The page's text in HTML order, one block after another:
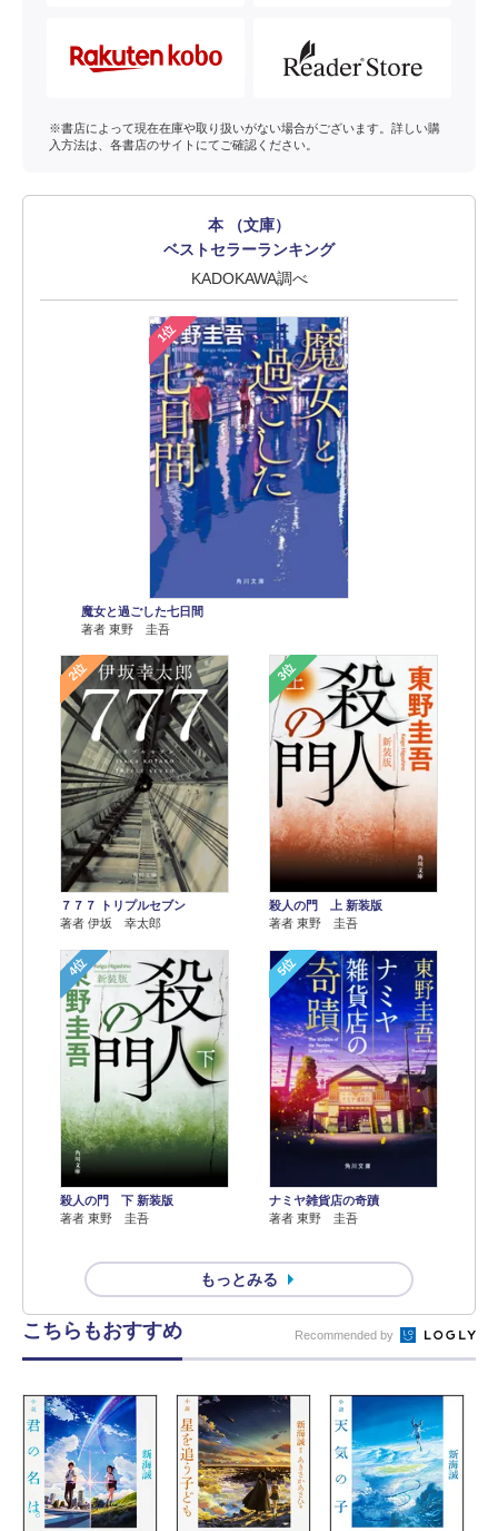
※書店によって現在在庫や取り扱いがない場合がございます。詳しい購
入方法は、各書店のサイトにてご確認ください。
本 （文庫）
ベストセラーランキング
KADOKAWA調べ
1位
魔女と過ごした七日間
著者 東野 圭吾
2位
７７７ トリプルセブン
著者 伊坂 幸太郎
3位
殺人の門 上 新装版
著者 東野 圭吾
4位
殺人の門 下 新装版
著者 東野 圭吾
5位
ナミヤ雑貨店の奇蹟
著者 東野 圭吾
もっとみる
こちらもおすすめ Recommended by